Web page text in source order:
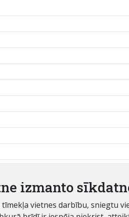
izmanto
vietnes darbību, sniegtu